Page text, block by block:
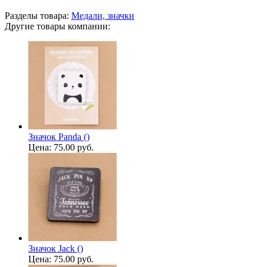
Разделы товара: Медали, значки
Другие товары компании:
Значок Panda ()
Цена: 75.00 руб.
Значок Jack ()
Цена: 75.00 руб.